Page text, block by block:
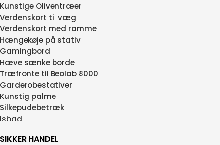
Kunstige Oliventræer
Verdenskort til væg
Verdenskort med ramme
Hængekøje på stativ
Gamingbord
Hæve sænke borde
Træfronte til Beolab 8000
Garderobestativer
Kunstig palme
Silkepudebetræk
Isbad
SIKKER HANDEL